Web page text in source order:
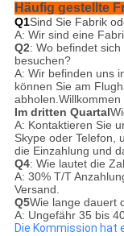
Häufig gestellte
Q1Sind Sie Fabrik
A: Wir sind eine
Q2: Wo befindet
besuchen?
A: Wir befinden uns
können Sie am
abholen. Willkommen
Im dritten Quartal
A: Kontaktieren Sie
Skype oder Telefon,
die Einzahlung und
Q4: Wie lautet die
A: 30% T/T
Versand.
Q5Wie lange dauert
A: Ungefähr 35 bis
Die Kommission hat